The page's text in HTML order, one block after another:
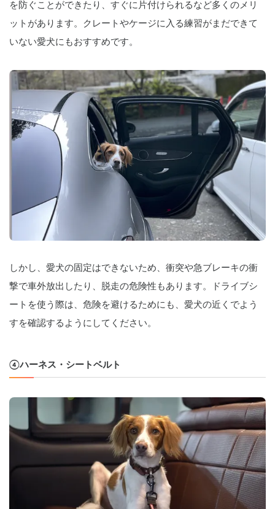
を防ぐことができたり、すぐに片付けられるなど多くのメリ
ットがあります。クレートやケージに入る練習がまだできて
いない愛犬にもおすすめです。
しかし、愛犬の固定はできないため、衝突や急ブレーキの衝
撃で車外放出したり、脱走の危険性もあります。ドライブシ
ートを使う際は、危険を避けるためにも、愛犬の近くでよう
すを確認するようにしてください。
④ハーネス・シートベルト